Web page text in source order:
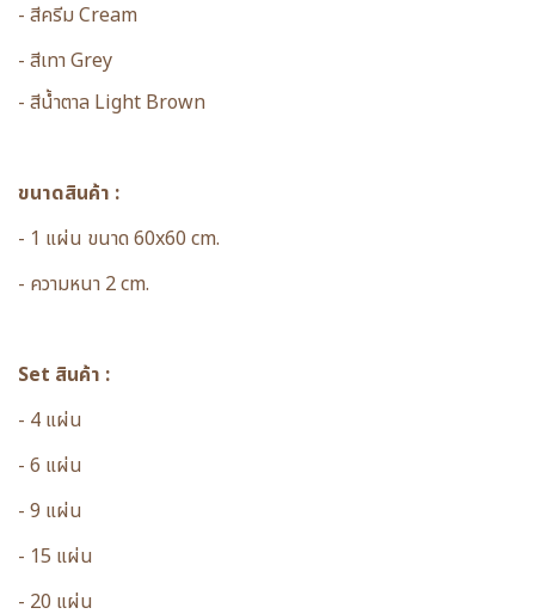
- สีครีม Cream
- สีเทา Grey
- สีน้ำตาล Light Brown
ขนาดสินค้า :
- 1 แผ่น ขนาด 60x60 cm.
- ความหนา 2 cm.
Set สินค้า :
- 4 แผ่น
- 6 แผ่น
- 9 แผ่น
- 15 แผ่น
- 20 แผ่น